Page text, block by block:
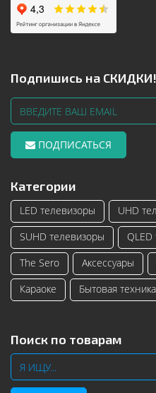
Подпишись на СКИДКИ!
ПОДПИСАТЬСЯ
Категории
LED телевизоры
UHD
SUHD телевизоры
The Sero
Аксессуары
Караоке
Бытовая техника
Поиск по товарам